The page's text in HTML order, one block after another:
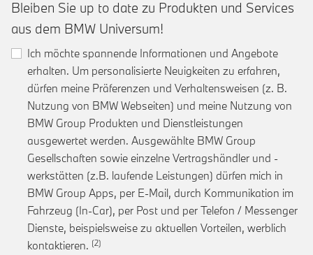
Bleiben Sie up to date zu Produkten und Services
aus dem BMW Universum!
Ich möchte spannende Informationen und Angebote
erhalten. Um personalisierte Neuigkeiten zu erfahren,
dürfen meine Präferenzen und Verhaltensweisen (z. B.
Nutzung von BMW Webseiten) und meine Nutzung von
BMW Group Produkten und Dienstleistungen
ausgewertet werden. Ausgewählte BMW Group
Gesellschaften sowie einzelne Vertragshändler und -
werkstätten (z.B. laufende Leistungen) dürfen mich in
BMW Group Apps, per E-Mail, durch Kommunikation im
Fahrzeug (In-Car), per Post und per Telefon / Messenger
Dienste, beispielsweise zu aktuellen Vorteilen, werblich
kontaktieren. Link zur Fußnote: Einwilligung zur